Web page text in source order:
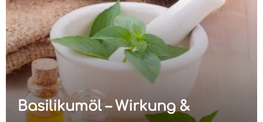
Basilikumöl – Wirkung &